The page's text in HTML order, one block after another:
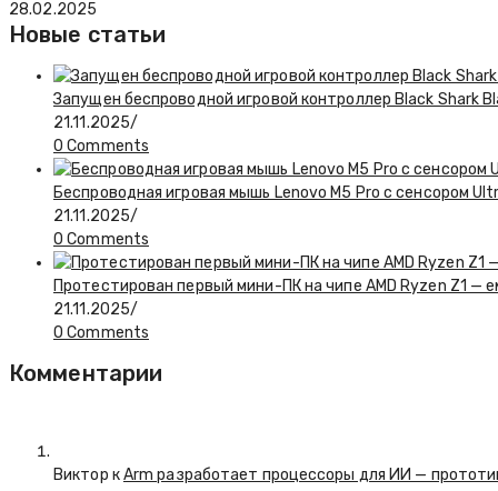
28.02.2025
Новые статьи
Запущен беспроводной игровой контроллер Black Shark
21.11.2025/
0 Comments
Беспроводная игровая мышь Lenovo M5 Pro с сенсором
21.11.2025/
0 Comments
Протестирован первый мини-ПК на чипе AMD Ryzen Z1 —
21.11.2025/
0 Comments
Комментарии
Виктор кArm разработает процессоры для ИИ —